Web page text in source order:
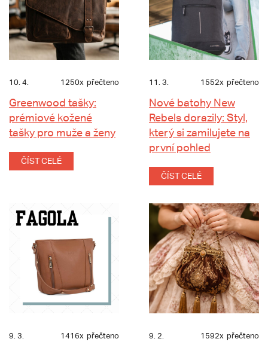
10. 4. 1250x přečteno
Greenwood tašky:
prémiové kožené
tašky pro muže a ženy
ČÍST CELÉ
11. 3. 1552x přečteno
Nové batohy New
Rebels dorazily: Styl,
který si zamilujete na
první pohled
ČÍST CELÉ
9. 3. 1416x přečteno 9. 2. 1592x přečteno